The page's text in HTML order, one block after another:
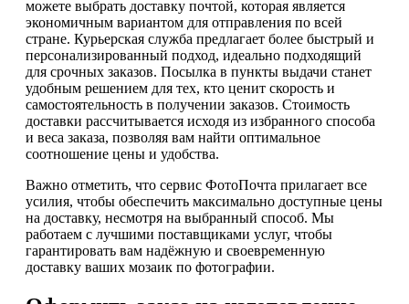
можете выбрать доставку почтой, которая является
экономичным вариантом для отправления по всей
стране. Курьерская служба предлагает более быстрый и
персонализированный подход, идеально подходящий
для срочных заказов. Посылка в пункты выдачи станет
удобным решением для тех, кто ценит скорость и
самостоятельность в получении заказов. Стоимость
доставки рассчитывается исходя из избранного способа
и веса заказа, позволяя вам найти оптимальное
соотношение цены и удобства.
Важно отметить, что сервис ФотоПочта прилагает все
усилия, чтобы обеспечить максимально доступные цены
на доставку, несмотря на выбранный способ. Мы
работаем с лучшими поставщиками услуг, чтобы
гарантировать вам надёжную и своевременную
доставку ваших мозаик по фотографии.